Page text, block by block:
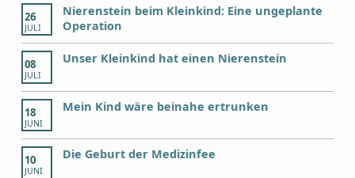
26
JULI
Nierenstein beim Kleinkind: Eine ungeplante
Operation
08
JULI
Unser Kleinkind hat einen Nierenstein
18
JUNI
Mein Kind wäre beinahe ertrunken
10
JUNI
Die Geburt der Medizinfee